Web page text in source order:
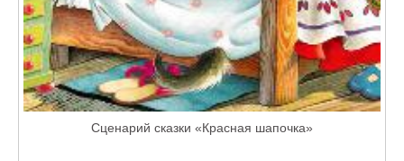
Сценарий сказки «Красная шапочка»